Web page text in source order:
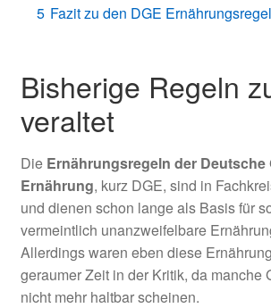
5 Fazit zu den DGE
Bisherige Regeln
veraltet
Die Ernährungsregeln der Deutsche
Ernährung, kurz DGE, sind in
und dienen schon lange als Basis für
vermeintlich unanzweifelbare
Allerdings waren eben diese
geraumer Zeit in der Kritik, da manche
nicht mehr haltbar scheinen.